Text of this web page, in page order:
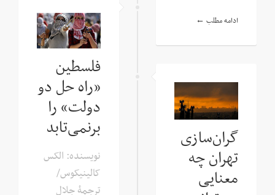
ادامه مطلب ←
فلسطین
«راه حل دو
دولت» را
برنمی‌تابد
نویسنده: الکس
کالینیکوس/
ترجمۀ جلال
گران‌سازی
تهران چه
معنایی